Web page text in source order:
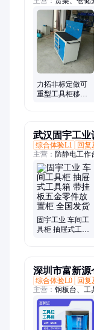
架、料架、工作
高车、铁站板、
柜、智能更衣柜
力拓非标定做可
重型工具柜移动
武汉固宇工业
综合体验L1
回复
主营： 防静电工作
架、重型货架、
物料整理架、钢
台、电脑柜、防
固宇工业 车间工
具柜 抽屉式工具
深圳市富新源
综合体验L0
回复
主营： 钢板台、工
品、龙门吊架、
修模台、储物柜